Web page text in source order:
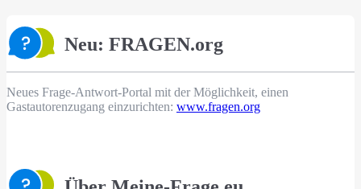
Neu: FRAGEN.org
Neues Frage-Antwort-Portal mit der Möglichkeit, einen
Gastautorenzugang einzurichten: www.fragen.org